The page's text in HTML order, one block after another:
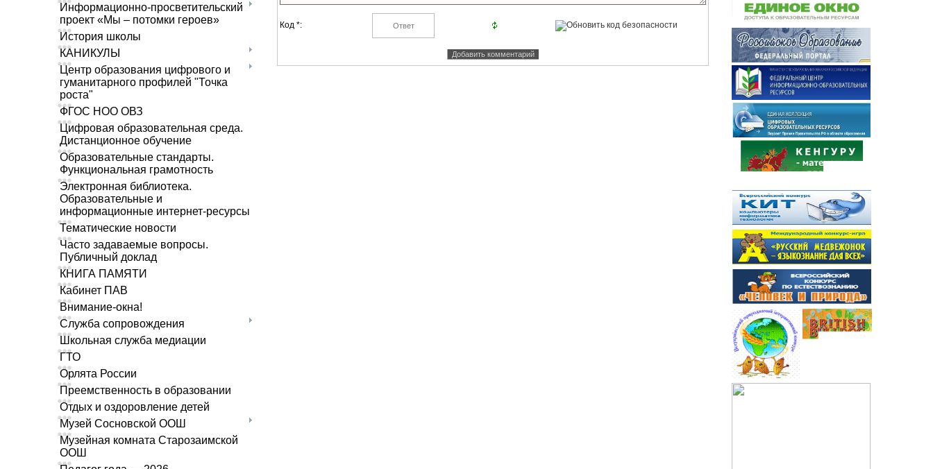
Информационно-просветительский
проект «Мы – потомки героев»
История школы
КАНИКУЛЫ
Центр образования цифрового и
гуманитарного профилей "Точка
роста"
ФГОС НОО ОВЗ
Цифровая образовательная среда.
Дистанционное обучение
Образовательные стандарты.
Функциональная грамотность
Электронная библиотека.
Образовательные и
информационные интернет-ресурсы
Тематические новости
Часто задаваемые вопросы.
Публичный доклад
КНИГА ПАМЯТИ
Кабинет ПАВ
Внимание-окна!
Служба сопровождения
Школьная служба медиации
ГТО
Орлята России
Преемственность в образовании
Отдых и оздоровление детей
Музей Сосновской ООШ
Музейная комната Старозаимской
ООШ
Код *: